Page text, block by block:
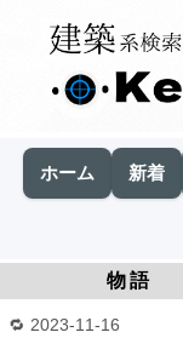
ホーム 新着
物語
2023-11-16